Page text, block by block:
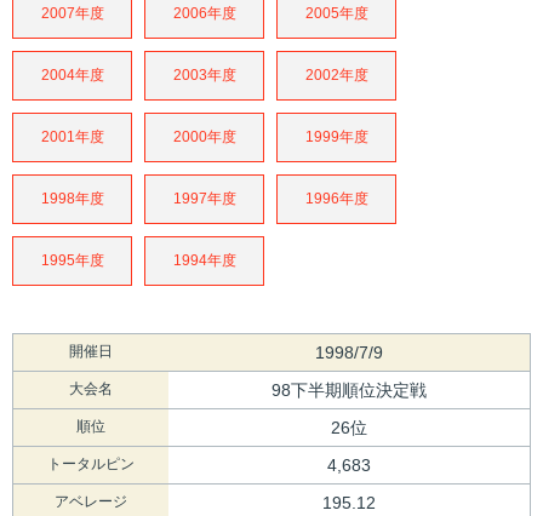
2007年度 2006年度 2005年度
2004年度 2003年度 2002年度
2001年度 2000年度 1999年度
1998年度 1997年度 1996年度
1995年度 1994年度
開催日 1998/7/9
大会名 98下半期順位決定戦
順位 26位
トータルピン 4,683
アベレージ 195.12